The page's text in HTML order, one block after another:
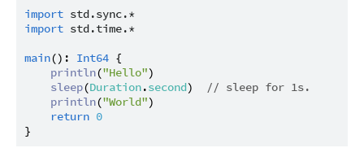
import std.sync.*
import std.time.*
main(): Int64 {
println("Hello")
sleep(Duration.second)
// sleep for 1s.
println("World")
return 0